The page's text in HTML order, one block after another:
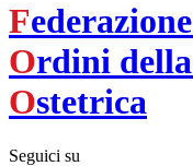
Federazione
Ordini della
Ostetrica
Seguici su